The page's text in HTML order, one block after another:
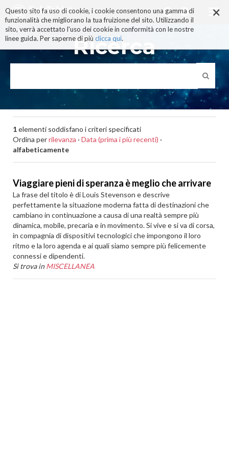
×
Questo sito fa uso di cookie, i cookie consentono una gamma di
funzionalità che migliorano la tua fruizione del sito. Utilizzando il
sito, verrà accettato l'uso dei cookie in conformità con le nostre
linee guida. Per saperne di più clicca qui.
ai
contenuti.
|
alla
navigazione
Ricerca
1elementi soddisfano i criteri specificati
Ordina perrilevanza · Data (prima i più recenti) ·
alfabeticamente
Viaggiare pieni di speranza è meglio che arrivare
La frase del titolo è di Louis Stevenson e descrive
perfettamente la situazione moderna fatta di destinazioni che
cambiano in continuazione a causa di una realtà sempre più
dinamica, mobile, precaria e in movimento. Si vive e si va di corsa,
in compagnia di dispositivi tecnologici che impongono il loro
ritmo e la loro agenda e ai quali siamo sempre più felicemente
connessi e dipendenti.
Si trova in MISCELLANEA